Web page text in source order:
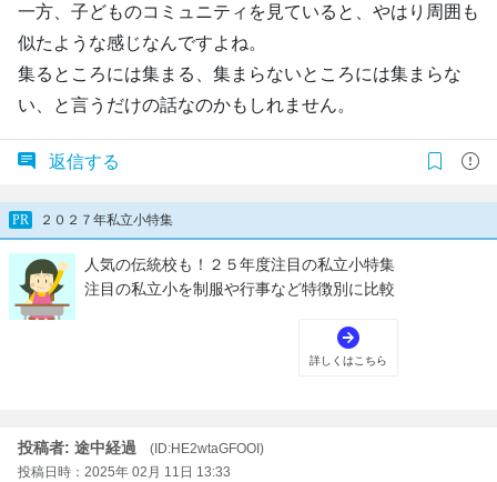
一方、子どものコミュニティを見ていると、やはり周囲も
似たような感じなんですよね。
集るところには集まる、集まらないところには集まらな
い、と言うだけの話なのかもしれません。
返信する
投稿者: 途中経過
(ID:HE2wtaGFOOI)
投稿日時：2025年 02月 11日 13:33